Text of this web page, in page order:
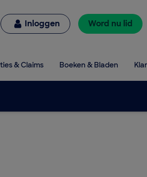
Inloggen Word nu lid
& Claims Boeken & Bladen